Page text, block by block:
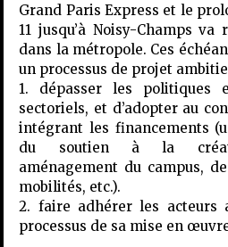
Grand Paris Express et le
11 jusqu’à Noisy-Champs
dans la métropole. Ces
un processus de projet
1. dépasser les politiques
sectoriels, et d’adopter au
intégrant les financements
du soutien à la
aménagement du campus,
mobilités, etc.).
2. faire adhérer les acteurs
processus de sa mise en